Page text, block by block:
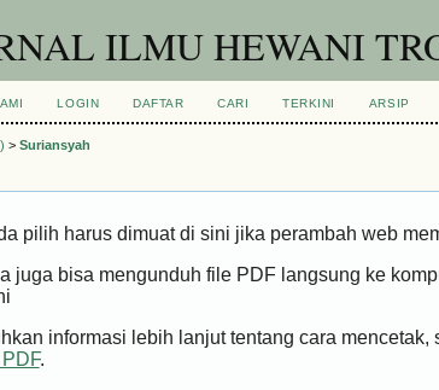
ILMU HEWANI
LOGIN DAFTAR CARI TERKINI ARSIP
> Suriansyah
pilih harus dimuat di sini jika perambah web
juga bisa mengunduh file PDF langsung ke
informasi lebih lanjut tentang cara
.